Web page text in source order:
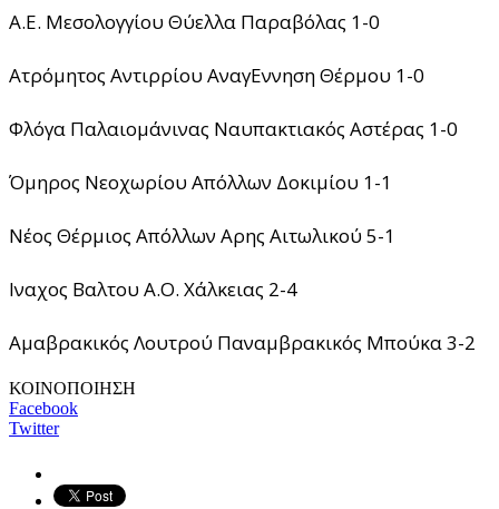
Α.Ε. Μεσολογγίου Θύελλα Παραβόλας 1-0
Ατρόμητος Αντιρρίου ΑναγEννηση Θέρμου 1-0
Φλόγα Παλαιομάνινας Ναυπακτιακός Αστέρας 1-0
Όμηρος Νεοχωρίου Απόλλων Δοκιμίου 1-1
Νέος Θέρμιος Απόλλων Αρης Αιτωλικού 5-1
Ιναχος Βαλτου Α.Ο. Χάλκειας 2-4
Αμαβρακικός Λουτρού Παναμβρακικός Μπούκα 3-2
ΚΟΙΝΟΠΟΙΗΣΗ
Facebook
Twitter